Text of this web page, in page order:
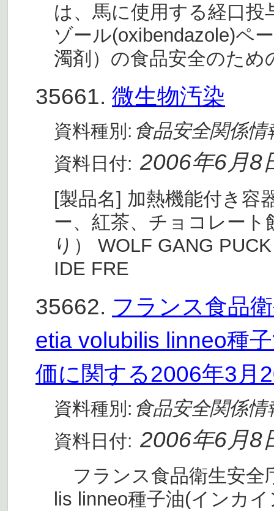
は、馬に使用する経口
ゾール(oxibendazole)ペ
濁剤）の食品安全のため
35661. 微生物汚染
資料種別: 食品安全関係情
資料日付: 2006年6月8
[製品名] 加熱機能付き容
ー、紅茶、チョコレー
り） WOLF GANG
IDE FRE
35662. フランス食品
etia volubilis linneo種
価に関する2006年3月
資料種別: 食品安全関係情
資料日付: 2006年6月8
フランス食品衛生安全
lis linneo種子油(インカ